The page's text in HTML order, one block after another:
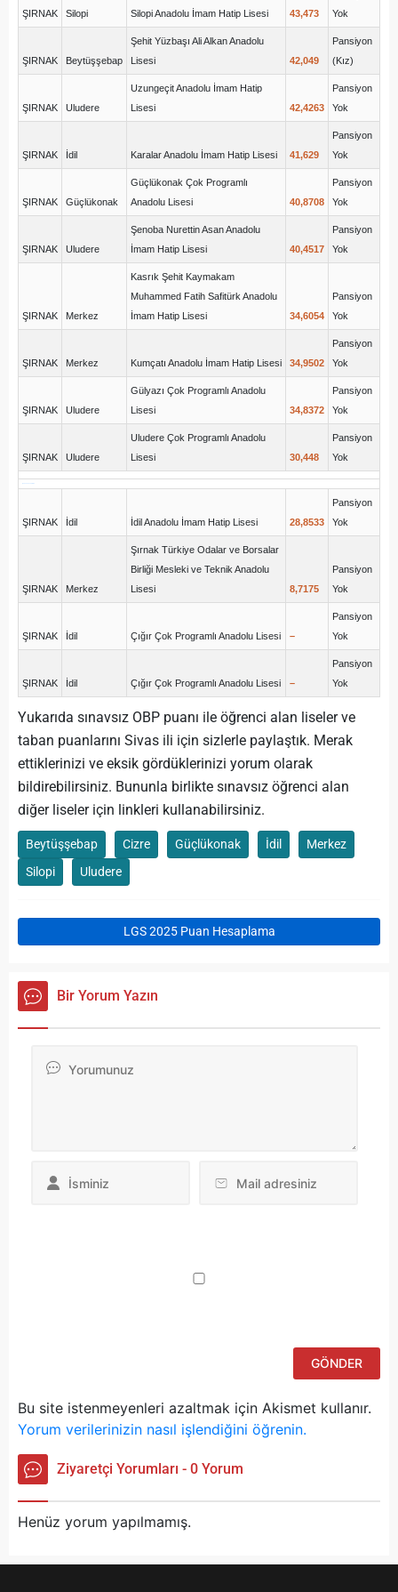
ŞIRNAK Silopi Silopi Anadolu İmam Hatip Lisesi 43,473
Yok
ŞIRNAK Beytüşşebap
Şehit Yüzbaşı Ali Alkan Anadolu
Lisesi
42,049
Pansiyon
(Kız)
ŞIRNAK Uludere
Uzungeçit Anadolu İmam Hatip
Lisesi
42,4263
Pansiyon
Yok
ŞIRNAK İdil Karalar Anadolu İmam Hatip Lisesi 41,629
Pansiyon
Yok
ŞIRNAK Güçlükonak
Güçlükonak Çok Programlı
Anadolu Lisesi
40,8708
Pansiyon
Yok
ŞIRNAK Uludere
Şenoba Nurettin Asan Anadolu
İmam Hatip Lisesi
40,4517
Pansiyon
Yok
ŞIRNAK Merkez
Kasrık Şehit Kaymakam
Muhammed Fatih Safitürk Anadolu
İmam Hatip Lisesi
34,6054
Pansiyon
Yok
ŞIRNAK Merkez Kumçatı Anadolu İmam Hatip Lisesi 34,9502
Pansiyon
Yok
ŞIRNAK Uludere
Gülyazı Çok Programlı Anadolu
Lisesi
34,8372
Pansiyon
Yok
ŞIRNAK Uludere
Uludere Çok Programlı Anadolu
Lisesi
30,448
Pansiyon
Yok
ŞIRNAK İdil İdil Anadolu İmam Hatip Lisesi 28,8533
Pansiyon
Yok
ŞIRNAK Merkez
Şırnak Türkiye Odalar ve Borsalar
Birliği Mesleki ve Teknik Anadolu
Lisesi
8,7175
Pansiyon
Yok
ŞIRNAK İdil Çığır Çok Programlı Anadolu Lisesi –
Pansiyon
Yok
ŞIRNAK İdil Çığır Çok Programlı Anadolu Lisesi –
Pansiyon
Yok
Yukarıda sınavsız OBP puanı ile öğrenci alan liseler ve
taban puanlarını Sivas ili için sizlerle paylaştık. Merak
ettiklerinizi ve eksik gördüklerinizi yorum olarak
bildirebilirsiniz. Bununla birlikte sınavsız öğrenci alan
diğer liseler için linkleri kullanabilirsiniz.
Beytüşşebap Cizre Güçlükonak İdil
Merkez
Silopi
Uludere
LGS 2025 Puan Hesaplama
Bir Yorum Yazın
Bu site istenmeyenleri azaltmak için Akismet kullanır.
Yorum verilerinizin nasıl işlendiğini öğrenin.
Ziyaretçi Yorumları - 0 Yorum
Henüz yorum yapılmamış.